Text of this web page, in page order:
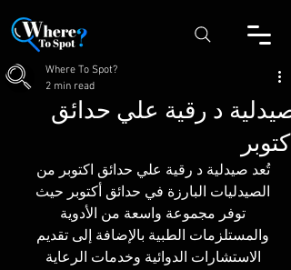
صيدلية د رقية علي حدائق
اكتوبر
Where To Spot?
2 min read
تُعد صيدلية د رقية علي حدائق اكتوبر من
الصيدليات البارزة في حدائق أكتوبر حيث
توفر مجموعة واسعة من الأدوية
والمستلزمات الطبية بالإضافة إلى تقديم
الاستشارات الدوائية وخدمات الرعاية